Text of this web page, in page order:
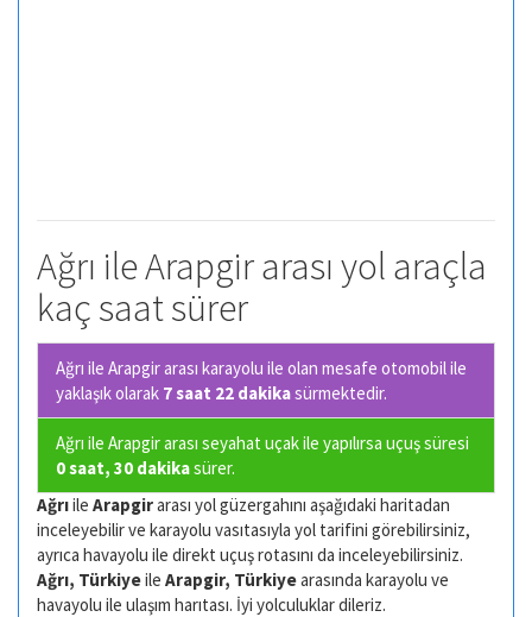
Ağrı ile Arapgir arası yol araçla
kaç saat sürer
Ağrı ile Arapgir arası karayolu ile olan mesafe otomobil ile
yaklaşık olarak 7 saat 22 dakikasürmektedir.
Ağrı ile Arapgir arası seyahat uçak ile yapılırsa uçuş süresi
0 saat, 30 dakikasürer.
Ağrıile Arapgirarası yol güzergahını aşağıdaki haritadan
inceleyebilir ve karayolu vasıtasıyla yol tarifini görebilirsiniz,
ayrıca havayolu ile direkt uçuş rotasını da inceleyebilirsiniz.
Ağrı, Türkiyeile Arapgir, Türkiyearasında karayolu ve
havayolu ile ulaşım harıtası. İyi yolculuklar dileriz.